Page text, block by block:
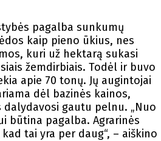
pagalba sunkumų
kaip pieno ūkius, nes
kuri už hektarą sukasi
žemdirbiais. Todėl ir buvo
apie 70 tonų. Jų augintojai
dėl bazinės kainos,
gautu pelnu. „Nuo
būtina pagalba. Agrarinės
tai yra per daug“, – aiškino